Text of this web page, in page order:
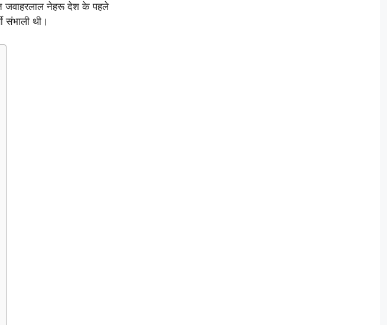
जवाहरलाल नेहरू देश के पहले
थी।